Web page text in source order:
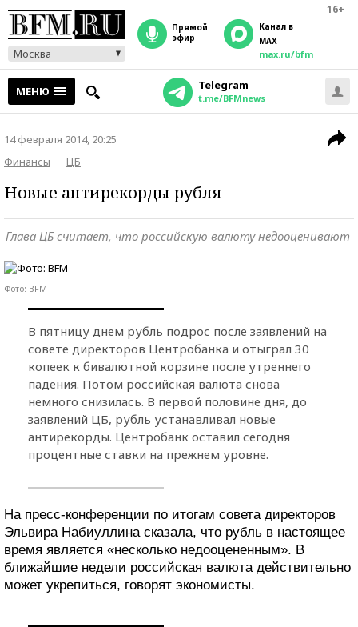
16+
Москва
прямой
эфир
Канал в
MAX
max.ru/bfm
МЕНЮ Telegram
t.me/BFMnews
14 февраля 2014, 20:25
Финансы
ЦБ
Новые антирекорды рубля
Глава ЦБ считает, что российскую валюту недооценивают
Фото: BFM
В пятницу днем рубль подрос после заявлений на
совете директоров Центробанка и отыграл 30
копеек к бивалютной корзине после утреннего
падения. Потом российская валюта снова
немного снизилась. В первой половине дня, до
заявлений ЦБ, рубль устанавливал новые
антирекорды. Центробанк оставил сегодня
процентные ставки на прежнем уровне.
На пресс-конференции по итогам совета директоров
Эльвира Набиуллина сказала, что рубль в настоящее
время является «несколько недооцененным». В
ближайшие недели российская валюта действительно
может укрепиться, говорят экономисты.